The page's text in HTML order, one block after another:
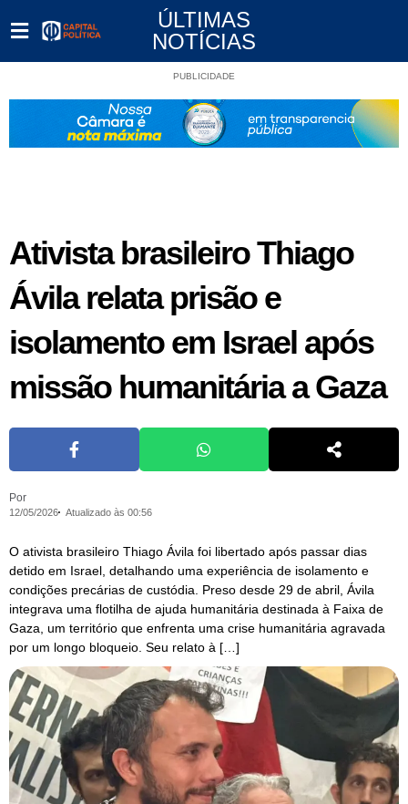
ÚLTIMAS
NOTÍCIAS
PUBLICIDADE
Ativista brasileiro Thiago
Ávila relata prisão e
isolamento em Israel após
missão humanitária a Gaza
Por
12/05/2026 Atualizado às 00:56
O ativista brasileiro Thiago Ávila foi libertado após passar dias
detido em Israel, detalhando uma experiência de isolamento e
condições precárias de custódia. Preso desde 29 de abril, Ávila
integrava uma flotilha de ajuda humanitária destinada à Faixa de
Gaza, um território que enfrenta uma crise humanitária agravada
por um longo bloqueio. Seu relato à […]